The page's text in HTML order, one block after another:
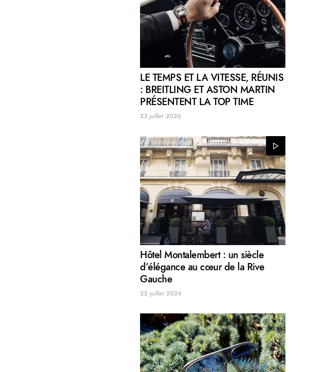
LE TEMPS ET LA VITESSE, RÉUNIS
: BREITLING ET ASTON MARTIN
PRÉSENTENT LA TOP TIME
23 juillet 2026
Hôtel Montalembert : un siècle
d’élégance au cœur de la Rive
Gauche
22 juillet 2026